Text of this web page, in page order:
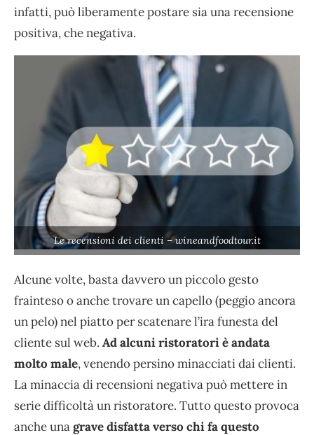
infatti, può liberamente postare sia una recensione
positiva, che negativa.
Le recensioni dei clienti – wineandfoodtour.it
Alcune volte, basta davvero un piccolo gesto
frainteso o anche trovare un capello (peggio ancora
un pelo) nel piatto per scatenare l’ira funesta del
cliente sul web. Ad alcuni ristoratori è andata
molto male, venendo persino minacciati dai clienti.
La minaccia di recensioni negativa può mettere in
serie difficoltà un ristoratore. Tutto questo provoca
anche unagrave disfatta verso chi fa questo